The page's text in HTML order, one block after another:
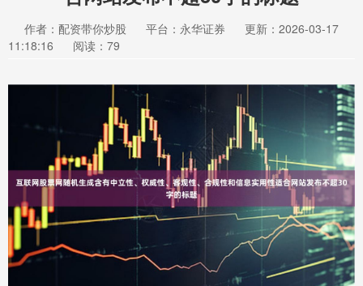
作者：配资带你炒股 平台：永华证券
更新：2026-03-17
11:18:16
阅读：79